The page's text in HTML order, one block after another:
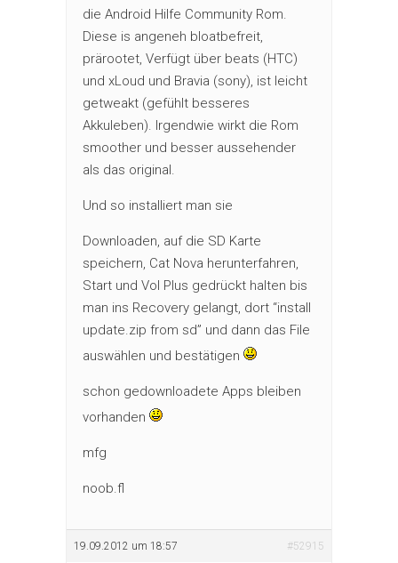
die Android Hilfe Community Rom.
Diese is angeneh bloatbefreit,
prärootet, Verfügt über beats (HTC)
und xLoud und Bravia (sony), ist leicht
getweakt (gefühlt besseres
Akkuleben). Irgendwie wirkt die Rom
smoother und besser aussehender
als das original.
Und so installiert man sie
Downloaden, auf die SD Karte
speichern, Cat Nova herunterfahren,
Start und Vol Plus gedrückt halten bis
man ins Recovery gelangt, dort “install
update.zip from sd” und dann das File
auswählen und bestätigen
schon gedownloadete Apps bleiben
vorhanden
mfg
noob.fl
19.09.2012 um 18:57 #52915